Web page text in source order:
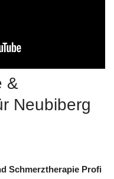
&
Neubiberg
Schmerztherapie Profi